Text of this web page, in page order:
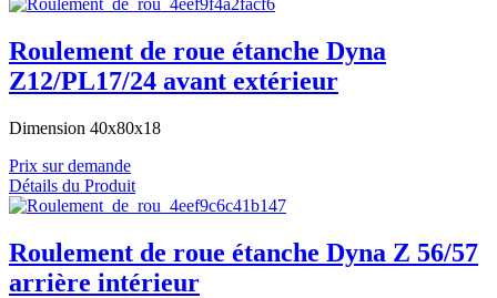
Roulement de roue étanche Dyna
Z12/PL17/24 avant extérieur
Dimension 40x80x18
Prix sur demande
Détails du Produit
Roulement de roue étanche Dyna Z 56/57
arrière intérieur